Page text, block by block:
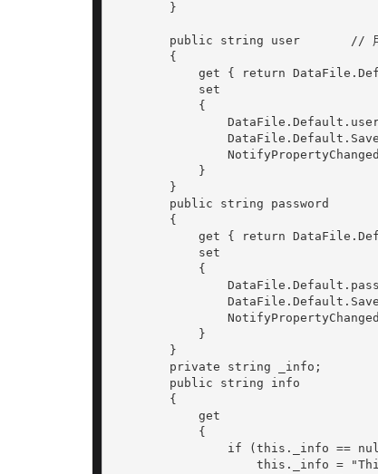
        }
public string user       //
        {
get { return
            set
            {
            }
        }
public string password
        {
get { return
            set
            {
            }
        }
        private string _info;
        public string info
        {
            get
            {
if (this._info ==
this._info =